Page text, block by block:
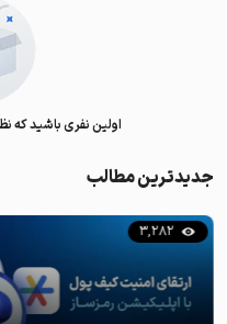
اولین نفری باشید که
جدیدترین مطالب
3,282